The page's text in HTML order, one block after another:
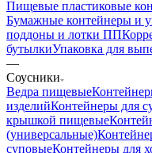
Пищевые пластиковые
Бумажные контейнеры и
поддоны и лотки ПП
бутылкиУпаковка для
—
Соусники
Ведра пищевые
изделийКонтейнеры для
крышкой пищевые
(универсальные)
суповыеКонтейнеры для